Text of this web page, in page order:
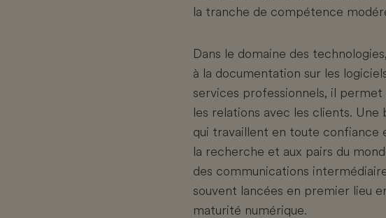
la tranche de compétence
Dans le domaine des
à la documentation sur les
services professionnels, il
les relations avec les clients.
qui travaillent en toute confiance
la recherche et aux pairs du
des communications
souvent lancées en premier lieu
maturité numérique.